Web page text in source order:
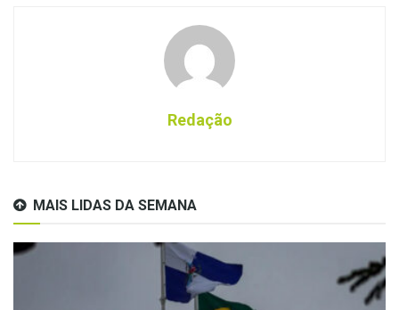
Redação
MAIS LIDAS DA SEMANA